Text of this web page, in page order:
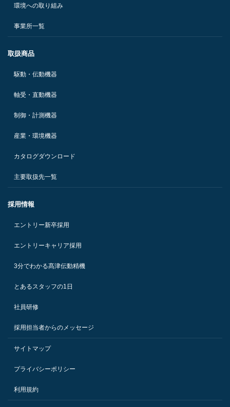
環境への取り組み
事業所一覧
取扱商品
駆動・伝動機器
軸受・直動機器
制御・計測機器
産業・環境機器
カタログダウンロード
主要取扱先一覧
採用情報
エントリー新卒採用
エントリーキャリア採用
3分でわかる髙津伝動精機
とあるスタッフの1日
社員研修
採用担当者からのメッセージ
サイトマップ
プライバシーポリシー
利用規約